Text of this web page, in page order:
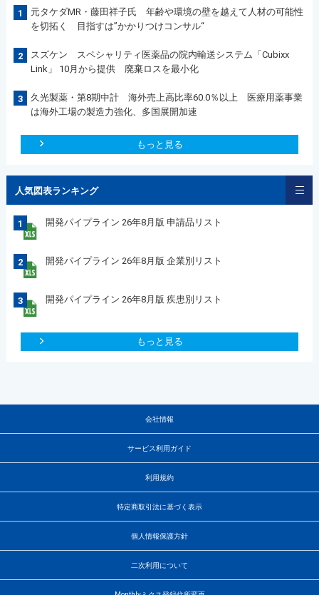
1
元タケダMR・藤田祥子氏 年齢や環境の壁を越えて人材の可能性
を切拓く 目指すは”かかりつけコンサル“
2
スズケン スペシャリティ医薬品の院内輸送システム「Cubixx
Link」 10月から提供 廃棄ロスを最小化
3
久光製薬・第8期中計 海外売上高比率60.0％以上 医療用薬事業
は海外工場の製造力強化、多国展開加速
もっと見る
人気図表ランキング
1 開発パイプライン 26年8月版 申請品リスト
2 開発パイプライン 26年8月版 企業別リスト
3 開発パイプライン 26年8月版 疾患別リスト
もっと見る
会社情報
サービス利用ガイド
利用規約
特定商取引法に基づく表示
個人情報保護方針
二次利用について